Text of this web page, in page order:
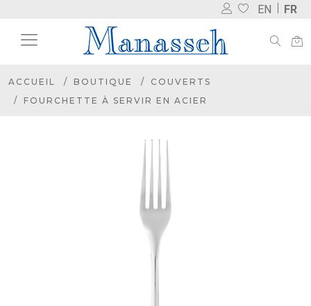
EN FR
ACCUEIL BOUTIQUE
COUVERTS
FOURCHETTE À SERVIR EN ACIER